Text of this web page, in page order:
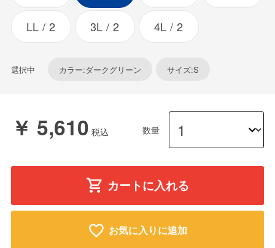
LL 2 3L 2 4L 2
選択中 カラー:ダークグリーン サイズ:S
￥ 5,610 数量
カートに入れる
お気に入りに追加